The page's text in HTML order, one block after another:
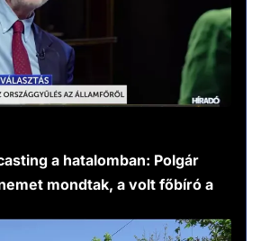
a hatalomban: Polgár
mondtak, a volt főbíró a